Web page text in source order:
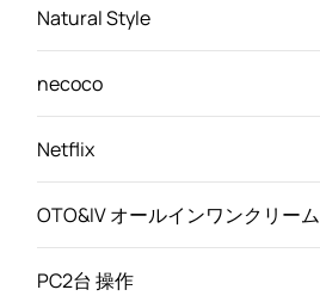
Natural Style
necoco
Netflix
OTO&IV オールインワンクリーム
PC2台 操作